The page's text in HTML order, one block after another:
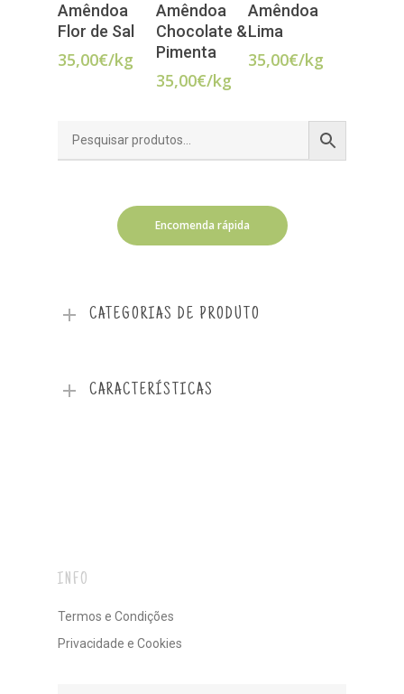
ADICIONAR
Amêndoa
Flor de Sal
35,00€/kg
ADICIONAR
Amêndoa
Chocolate &
Pimenta
35,00€/kg
Amêndoa
Lima
35,00€/kg
Encomenda rápida
CATEGORIAS DE PRODUTO
CARACTERÍSTICAS
INFO
Termos e Condições
Privacidade e Cookies